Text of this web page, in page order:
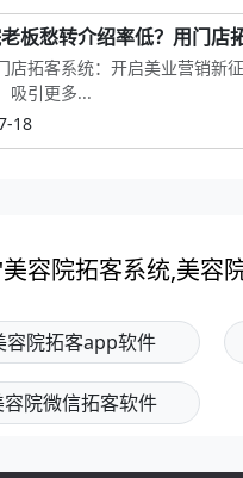
板愁转介绍率低？用门店
店拓客系统：开启美业营销新
吸引更多...
18
容院拓客系统,美容
容院拓客app软件
容院微信拓客软件